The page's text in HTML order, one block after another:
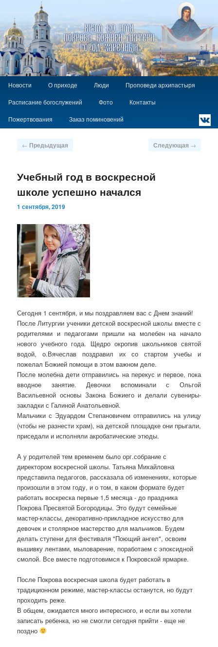
Храм Покрова Божией Матери г.
Заречный
Главное
Перейти
основному
содержимому
Новости О приходе Люди Проповеди архипастыря
Расписание богослужений Фото Контакты
Пожертвования Заказ поминовений
`
Навигация
← Предыдущая Следующая →
Учебный год в воскресной
школе успешно начался
1 сентября, 2019
Сегодня 1 сентября, и мы поздравляем вас с Днем знаний!
После Литургии ученики детской воскресной школы вместе с
родителями и педагогами пришли на молебен на начало
нового учебного года. Щедро окропив школьников святой
водой, о.Вячеслав поздравил их со стартом учебы и
пожелал Божией помощи в этом важном деле.
После молебна дети отправились на перекус и первое, пока
вводное занятие. Девочки вспоминали с Ольгой
Васильевной основы Закона Божиего и делали сувениры-
закладки с Галиной Анатольевной.
Мальчики с Эдуардом Степановичем отправились на улицу
(чтобы не разнести храм), на детской площадке они прыгали,
приседали и исполняли акробатические этюды.
А у родителей тем временем было орг.собрание с
директором воскресной школы. Татьяна Михайловна
представила педагогов, рассказала об изменениях, которые
произошли в этом году, и о том, в каком формате будет
работать воскреска первые 1,5 месяца - до праздника
Покрова Пресвятой Богородицы. Это будут семейные
мастер-классы, декоративно-прикладное искусство для
девочек и столярное мастерство для мальчиков. Будем
делать ступени для фестиваля "Поющий ангел", освоим
вышивку лентами, мыловарение, поработаем с эпоксидной
смолой. Все вместе подготовимся к Покровской ярмарке.
После Покрова воскресная школа будет работать в
традиционном режиме, мастер-классы останутся, но будут
проходить реже.
В общем, ожидается много интересного, и если вы хотели
записать ребенка, но не смогли сегодня прийти - еще не
поздно